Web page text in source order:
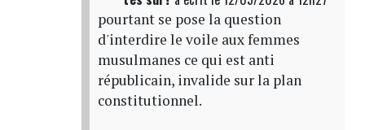
pourtant se pose la question
d'interdire le voile aux femmes
musulmanes ce qui est anti
républicain, invalide sur la plan
constitutionnel.